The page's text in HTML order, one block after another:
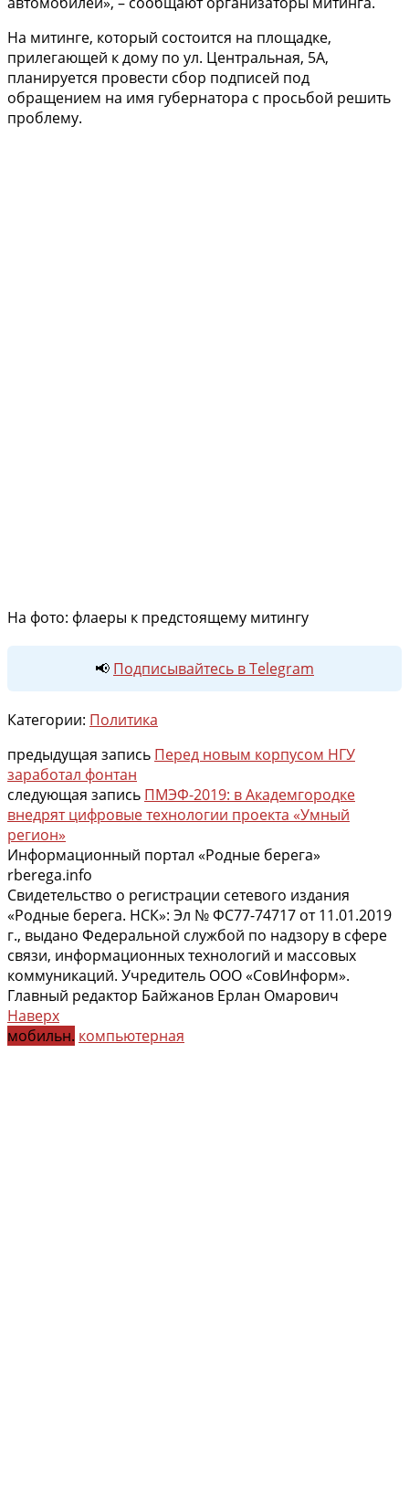
На митинге, который состоится на площадке,
прилегающей к дому по ул. Центральная, 5А,
планируется провести сбор подписей под
обращением на имя губернатора с просьбой решить
проблему.
На фото: флаеры к предстоящему митингу
📢 Подписывайтесь в Telegram
Категории: Политика
предыдущая запись Перед новым корпусом НГУ
заработал фонтан
следующая запись ПМЭФ-2019: в Академгородке
внедрят цифровые технологии проекта «Умный
регион»
Информационный портал «Родные берега»
rberega.info
Свидетельство о регистрации сетевого издания
«Родные берега. НСК»: Эл № ФС77-74717 от 11.01.2019
г., выдано Федеральной службой по надзору в сфере
связи, информационных технологий и массовых
коммуникаций. Учредитель ООО «СовИнформ».
Главный редактор Байжанов Ерлан Омарович
Наверх
мобильн. компьютерная